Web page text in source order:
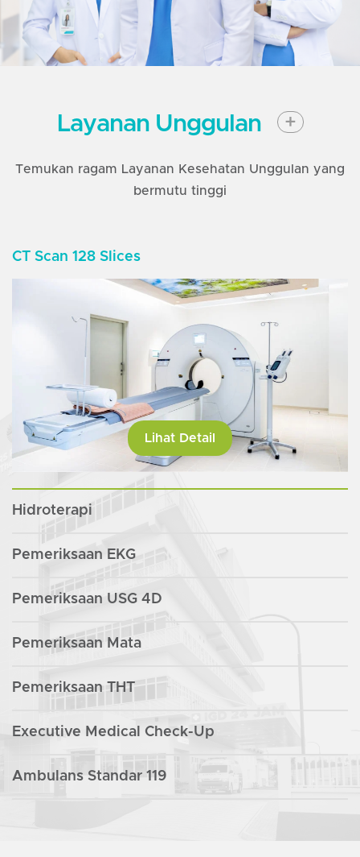
Layanan Unggulan +
Temukan ragam Layanan Kesehatan Unggulan yang
bermutu tinggi
CT Scan 128 Slices
Lihat Detail
Hidroterapi
Pemeriksaan EKG
Pemeriksaan USG 4D
Pemeriksaan Mata
Pemeriksaan THT
Executive Medical Check-Up
Ambulans Standar 119Lihat Detail